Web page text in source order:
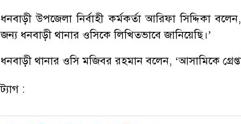
ধনবাড়ী উপজেলা নির্বাহী কর্মকর্তা আরিফা সিদ্দিকা
জন্য ধনবাড়ী থানার ওসিকে লিখিতভাবে জানিয়েছি।’
ধনবাড়ী থানার ওসি মজিবর রহমান বলেন, ‘আসামিকে
ট্যাগ :